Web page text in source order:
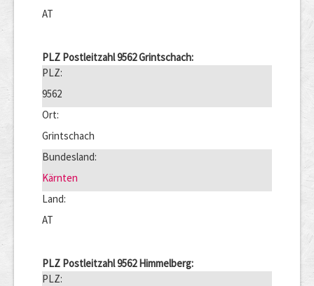
AT
PLZ Postleitzahl 9562 Grintschach:
PLZ:
9562
Ort:
Grintschach
Bundesland:
Kärnten
Land:
AT
PLZ Postleitzahl 9562 Himmelberg:
PLZ: